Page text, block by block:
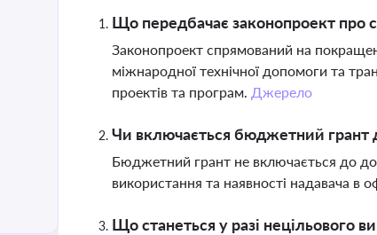
Що передбачає законопроект про
Законопроект спрямований на
міжнародної технічної допомоги та
проектів та програм. Джерело
Чи включається бюджетний грант
Бюджетний грант не включається до
використання та наявності надавача в
Що станеться у разі нецільового